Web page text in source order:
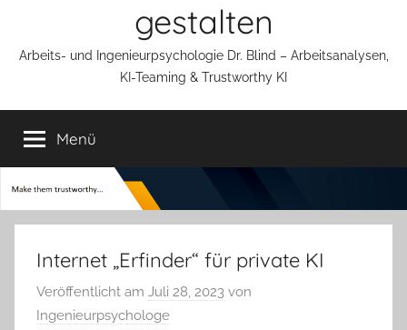
gestalten
Arbeits- und Ingenieurpsychologie Dr. Blind – Arbeitsanalysen,
KI-Teaming & Trustworthy KI
Menü
Internet „Erfinder“ für private KI
Veröffentlicht am Juli 28, 2023 von
Ingenieurpsychologe